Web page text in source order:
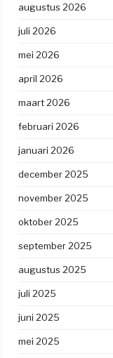
augustus 2026
juli 2026
mei 2026
april 2026
maart 2026
februari 2026
januari 2026
december 2025
november 2025
oktober 2025
september 2025
augustus 2025
juli 2025
juni 2025
mei 2025